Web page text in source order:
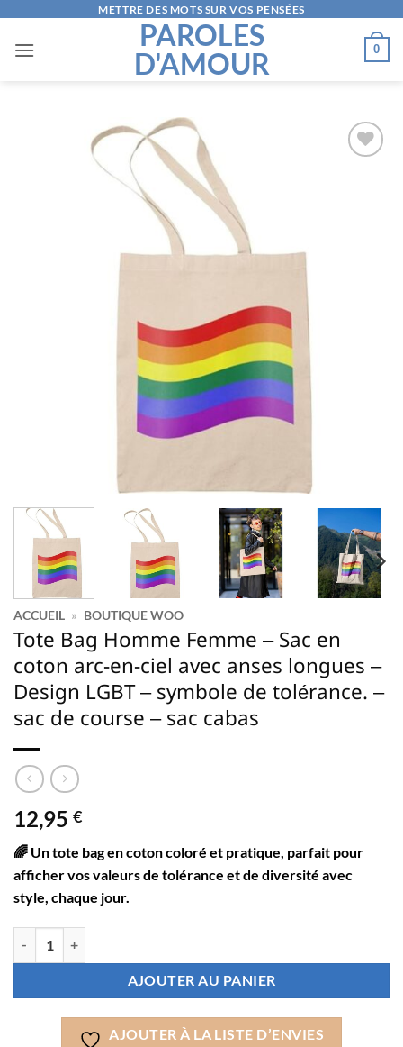
contenu
METTRE DES MOTS SUR VOS PENSÉES
PAROLES
D'AMOUR
0
ACCUEIL » BOUTIQUE WOO
Tote Bag Homme Femme – Sac en
coton arc-en-ciel avec anses longues –
Design LGBT – symbole de tolérance. –
sac de course – sac cabas
12,95 €
🌈 Un tote bag en coton coloré et pratique, parfait pour
afficher vos valeurs de tolérance et de diversité avec
style, chaque jour.
AJOUTER AU PANIER
AJOUTER À LA LISTE D’ENVIES